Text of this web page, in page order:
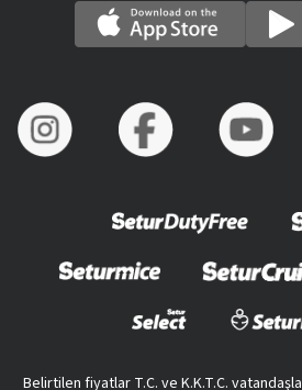
Belirtilen fiyatlar T.C. ve K.K.T.C.